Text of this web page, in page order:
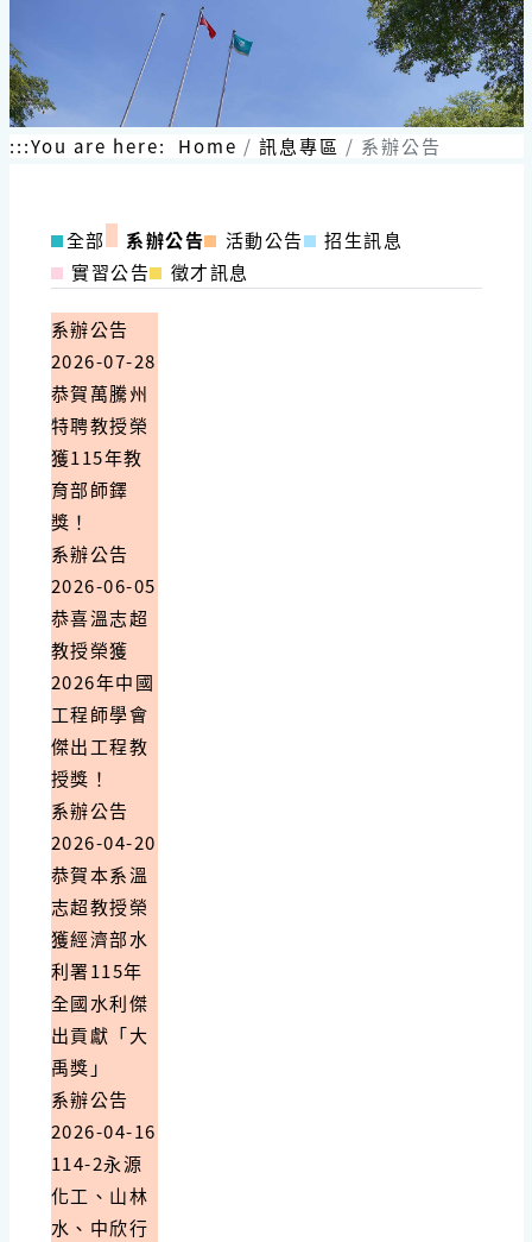
:::You are here: Home 訊息專區 系辦公告
全部 系辦公告 活動公告
招生訊息
實習公告
徵才訊息
系辦公告
2026-07-28
恭賀萬騰州
特聘教授榮
獲115年教
育部師鐸
獎！
系辦公告
2026-06-05
恭喜溫志超
教授榮獲
2026年中國
工程師學會
傑出工程教
授獎！
系辦公告
2026-04-20
恭賀本系溫
志超教授榮
獲經濟部水
利署115年
全國水利傑
出貢獻「大
禹獎」
系辦公告
2026-04-16
114-2永源
化工、山林
水、中欣行